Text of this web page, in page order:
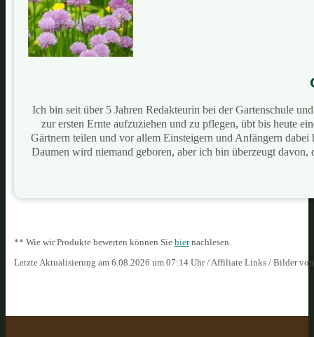
Ich bin seit über 5 Jahren Redakteurin bei der Gartenschule
zur ersten Ernte aufzuziehen und zu pflegen, übt bis heute
Gärtnern teilen und vor allem Einsteigern und Anfängern
Daumen wird niemand geboren, aber ich bin überzeugt
** Wie wir Produkte bewerten können Sie hiernachlesen.
Letzte Aktualisierung am 6.08.2026 um 07:14 Uhr / Affiliate Links / Bilder